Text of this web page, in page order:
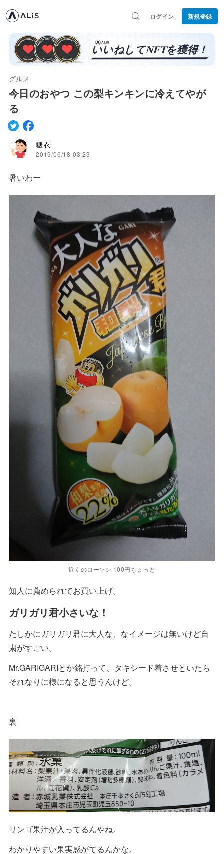
ログイン 新規登録
グルメ
今日のおやつ この梨キンキンに冷えてやが
る
糖衣
2019/06/18 03:23
暑いわー
近くのローソン 100円ちょっと
知人に薦められてお買い上げ。
ガリガリ君小さいな！
たしかにガリガリ君に大人な、なイメージは無いけど自
粛がすごい。
Mr.GARIGARIとか銘打って、タキシード着させといたら
それなりに様になると思うんけど。
裏
リンゴ果汁が入ってるんやね。
わかりやすい果実感がてるんかな。